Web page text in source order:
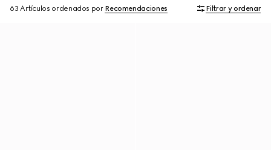
63 Artículos ordenados por Recomendaciones Filtrar y ordenar